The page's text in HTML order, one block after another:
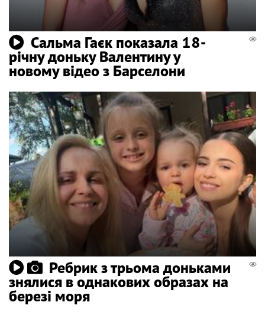
Сальма Гаєк показала 18-
річну доньку Валентину у
новому відео з Барселони
Ребрик з трьома доньками
знялися в однакових образах на
березі моря